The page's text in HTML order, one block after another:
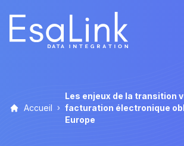
Accueil
Les enjeux de la transition
facturation électronique
Europe